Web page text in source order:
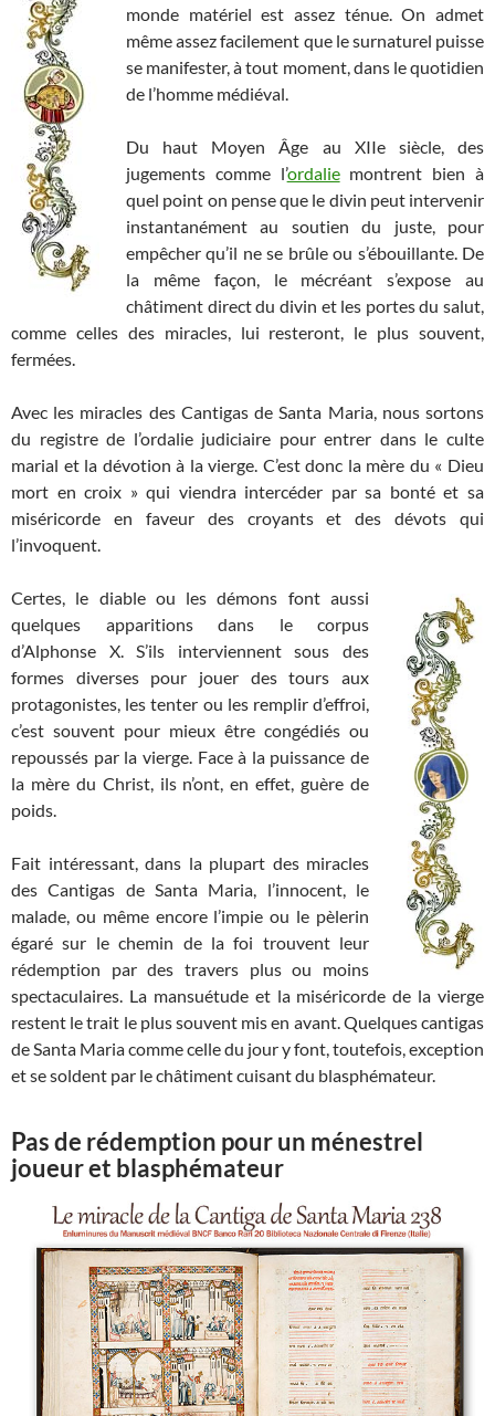
monde matériel est assez ténue. On admet
même assez facilement que le surnaturel puisse
se manifester, à tout moment, dans le quotidien
de l’homme médiéval.
Du haut Moyen Âge au XIIe siècle, des
jugements comme l’ordaliemontrent bien à
quel point on pense que le divin peut intervenir
instantanément au soutien du juste, pour
empêcher qu’il ne se brûle ou s’ébouillante. De
la même façon, le mécréant s’expose au
châtiment direct du divin et les portes du salut,
comme celles des miracles, lui resteront, le plus souvent,
fermées.
Avec les miracles des Cantigas de Santa Maria, nous sortons
du registre de l’ordalie judiciaire pour entrer dans le culte
marial et la dévotion à la vierge. C’est donc la mère du « Dieu
mort en croix » qui viendra intercéder par sa bonté et sa
miséricorde en faveur des croyants et des dévots qui
l’invoquent.
Certes, le diable ou les démons font aussi
quelques apparitions dans le corpus
d’Alphonse X. S’ils interviennent sous des
formes diverses pour jouer des tours aux
protagonistes, les tenter ou les remplir d’effroi,
c’est souvent pour mieux être congédiés ou
repoussés par la vierge. Face à la puissance de
la mère du Christ, ils n’ont, en effet, guère de
poids.
Fait intéressant, dans la plupart des miracles
des Cantigas de Santa Maria, l’innocent, le
malade, ou même encore l’impie ou le pèlerin
égaré sur le chemin de la foi trouvent leur
rédemption par des travers plus ou moins
spectaculaires. La mansuétude et la miséricorde de la vierge
restent le trait le plus souvent mis en avant. Quelques cantigas
de Santa Maria comme celle du jour y font, toutefois, exception
et se soldent par le châtiment cuisant du blasphémateur.
Pas de rédemption pour un ménestrel
joueur et blasphémateur